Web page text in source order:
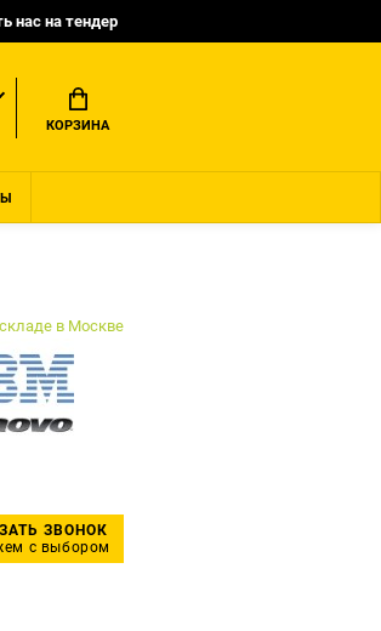
нас на тендер
КОРЗИНА
в Москве
ЗВОНОК
с выбором